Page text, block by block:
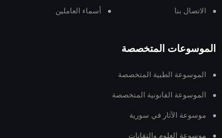
الاتصال بنا أسماء العاملين
الموسوعات المتخصصة
الموسوعة الطبية المتخصصة
الموسوعة القانونية المتخصصة
موسوعة الآثار في سورية
موسوعة العلوم والتقانات